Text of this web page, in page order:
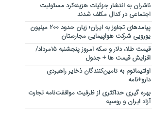
ناشران به انتشار جزئیات هزینه‌کرد مسئولیت
اجتماعی در کدال مکلف شدند
پیامدهای تجاوز به ایران؛ زیان حدود ۲۰۰ میلیون
یورویی شرکت هواپیمایی مجارستان
قیمت طلا، دلار و سکه امروز پنجشنبه ۱۵مرداد/
افزایش قیمت ها + جدول
اولتیماتوم به تامین‌کنندگان ذخایر راهبردی
دارو+نامه
بهره گیری حداکثری از ظرفیت موافقت‌نامه تجارت
آزاد ایران و روسیه